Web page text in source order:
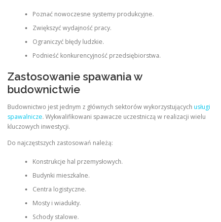
Poznać nowoczesne systemy produkcyjne.
Zwiększyć wydajność pracy.
Ograniczyć błędy ludzkie.
Podnieść konkurencyjność przedsiębiorstwa.
Zastosowanie spawania w
budownictwie
Budownictwo jest jednym z głównych sektorów wykorzystujących usługi
spawalnicze. Wykwalifikowani spawacze uczestniczą w realizacji wielu
kluczowych inwestycji.
Do najczęstszych zastosowań należą:
Konstrukcje hal przemysłowych.
Budynki mieszkalne.
Centra logistyczne.
Mosty i wiadukty.
Schody stalowe.